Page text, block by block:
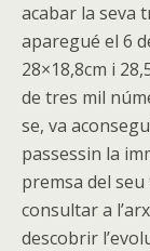
acabar la seva
aparegué el 6
28×18,8cm i
de tres mil
se, va
passessin la
premsa del seu
consultar a
descobrir